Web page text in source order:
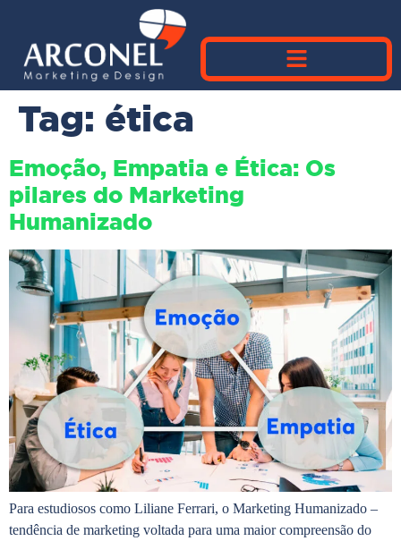
Tag: ética
Emoção, Empatia e Ética: Os
pilares do Marketing
Humanizado
Para estudiosos como Liliane Ferrari, o Marketing Humanizado –
tendência de marketing voltada para uma maior compreensão do